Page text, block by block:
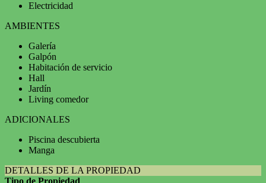
Electricidad
AMBIENTES
Galería
Galpón
Habitación de servicio
Hall
Jardín
Living comedor
ADICIONALES
Piscina descubierta
Manga
DETALLES DE LA PROPIEDAD
Tipo de Propiedad